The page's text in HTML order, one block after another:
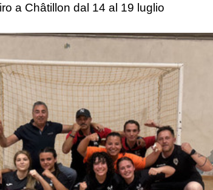
a Châtillon dal 14 al 19 luglio